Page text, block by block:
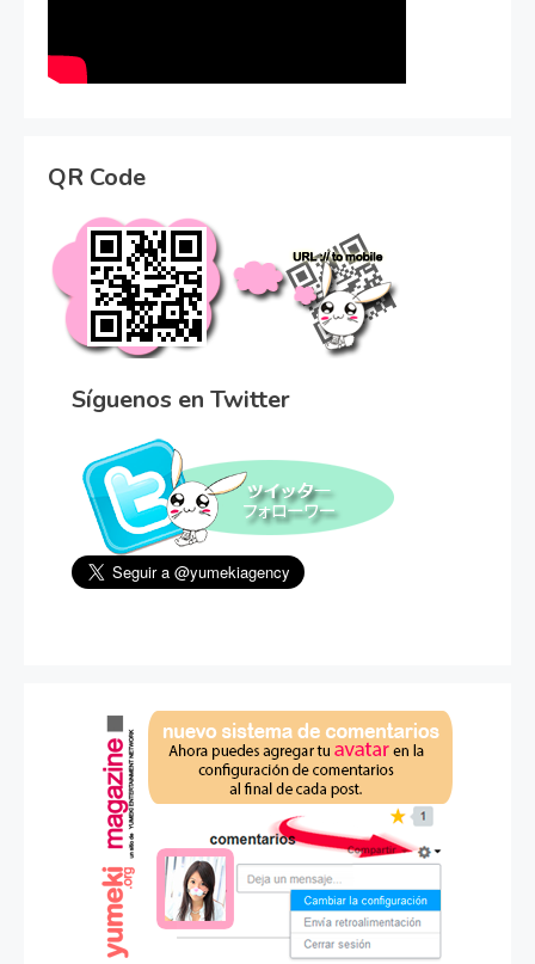
QR Code
Síguenos en Twitter